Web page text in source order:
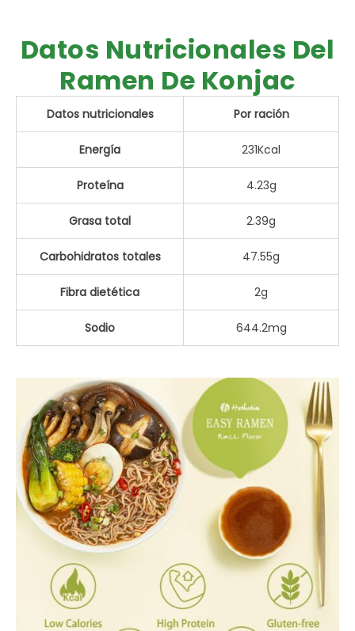
Datos Nutricionales Del
Ramen De Konjac
Datos nutricionales Por ración
Energía 231Kcal
Proteína 4.23g
Grasa total 2.39g
Carbohidratos totales 47.55g
Fibra dietética 2g
Sodio 644.2mg